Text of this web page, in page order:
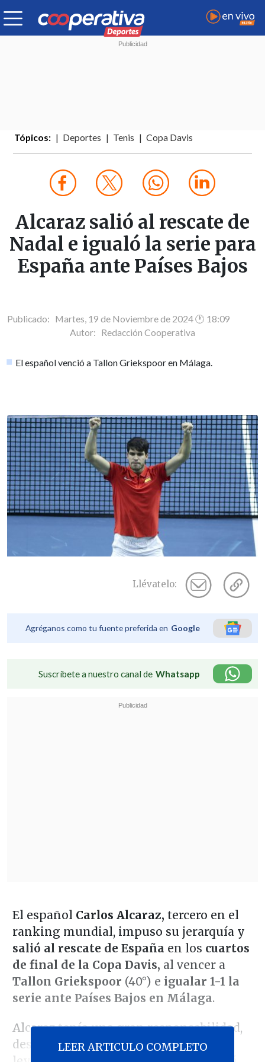
Tópicos: Deportes Tenis Copa Davis
Alcaraz salió al rescate de
Nadal e igualó la serie para
España ante Países Bajos
Publicado: Martes, 19 de Noviembre de 2024 🕐 18:09
Autor: Redacción Cooperativa
El español venció a Tallon Griekspoor en Málaga.
Llévatelo:
Agréganos como tu fuente preferida en Google
Suscríbete a nuestro canal de Whatsapp
El español Carlos Alcaraz, tercero en el
ranking mundial, impuso su jerarquía y
salió al rescate de España en los cuartos
de final de la Copa Davis, al vencer a
Tallon Griekspoor (40°) e igualar 1-1 la
serie ante Países Bajos en Málaga.
Alcaraz tenía una gran responsabilidad,
después de la derrota que sufrió la
LEER ARTICULO COMPLETO